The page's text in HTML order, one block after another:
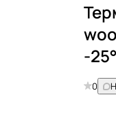
-
0